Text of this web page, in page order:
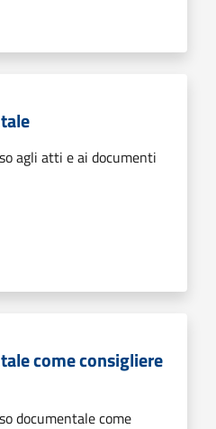
agli atti e ai documenti
come consigliere
documentale come